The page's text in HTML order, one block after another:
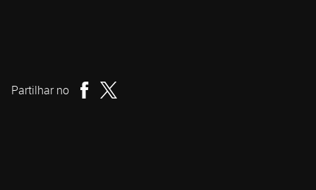
Partilhar no